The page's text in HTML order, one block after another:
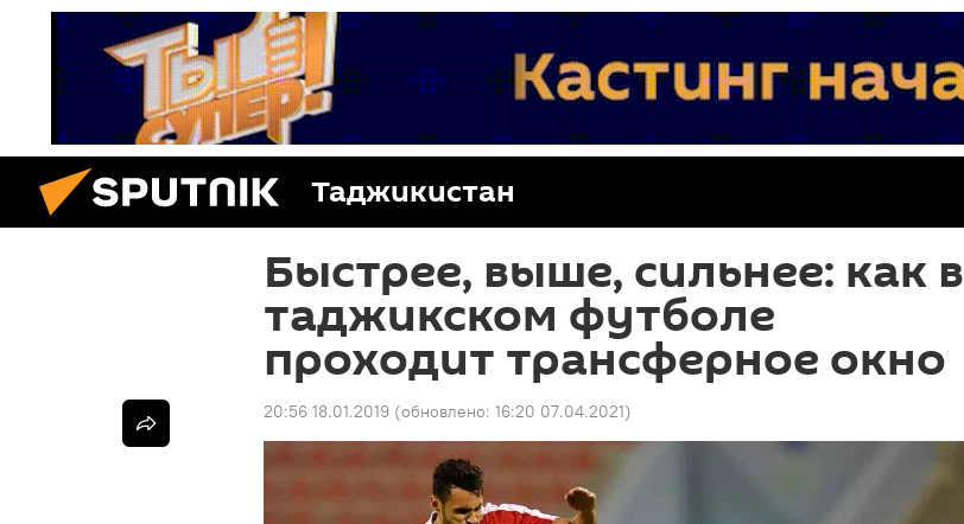
Таджикистан
Быстрее, выше, сильнее: как в
таджикском футболе
проходит трансферное окно
20:56 18.01.2019 (обновлено: 16:20 07.04.2021)